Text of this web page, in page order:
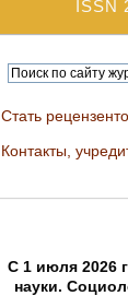
ISSN
Стать
Контакты,
C 1 июля 2026
науки.